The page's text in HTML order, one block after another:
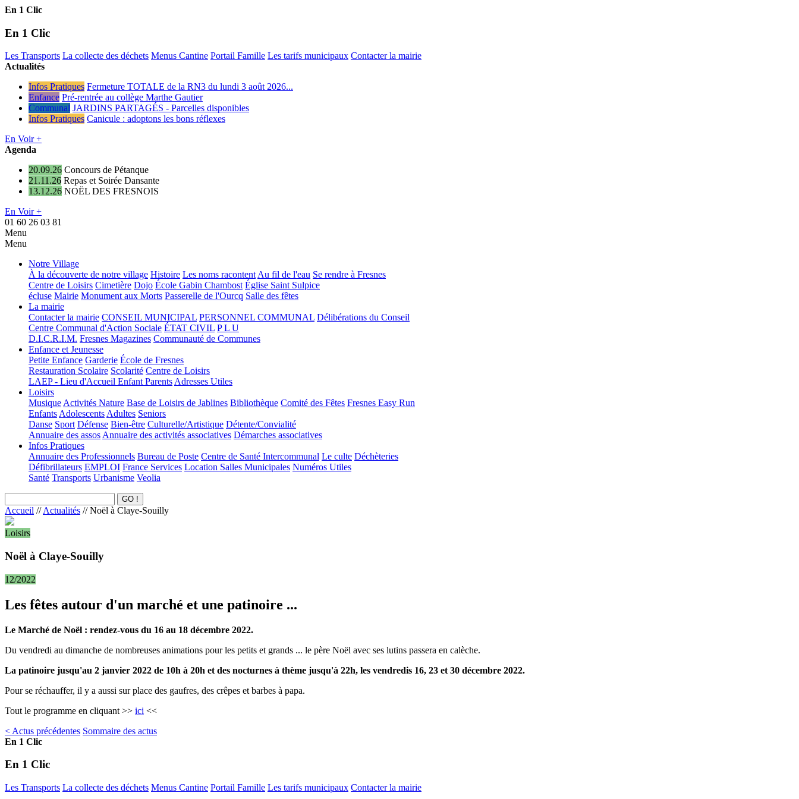
En 1 Clic
En 1 Clic
Les Transports La collecte des déchets Menus Cantine Portail Famille Les tarifs municipaux Contacter la mairie
Actualités
Infos Pratiques Fermeture TOTALE de la RN3 du lundi 3 août 2026...
Enfance Pré-rentrée au collège Marthe Gautier
Communal JARDINS PARTAGÉS - Parcelles disponibles
Infos Pratiques Canicule : adoptons les bons réflexes
En Voir +
Agenda
20.09.26 Concours de Pétanque
21.11.26 Repas et Soirée Dansante
13.12.26 NOËL DES FRESNOIS
En Voir +
01 60 26 03 81
Menu
Menu
Notre Village
À la découverte de notre village Histoire Les noms racontentAu fil de l'eau Se rendre à Fresnes
Centre de Loisirs Cimetière Dojo École Gabin Chambost Église Saint Sulpice
écluse Mairie Monument aux Morts Passerelle de l'Ourcq Salle des fêtes
La mairie
Contacter la mairie CONSEIL MUNICIPAL PERSONNEL COMMUNAL Délibérations du Conseil
Centre Communal d'Action Sociale ÉTAT CIVIL P L U
D.I.C.R.I.M. Fresnes Magazines Communauté de Communes
Enfance et Jeunesse
Petite Enfance Garderie École de Fresnes
Restauration Scolaire Scolarité Centre de Loisirs
LAEP - Lieu d'Accueil Enfant ParentsAdresses Utiles
Loisirs
MusiqueActivités Nature Base de Loisirs de Jablines Bibliothèque Comité des Fêtes Fresnes Easy Run
EnfantsAdolescentsAdultes Seniors
Danse Sport Défense Bien-être Culturelle/Artistique Détente/Convialité
Annuaire des assosAnnuaire des activités associatives Démarches associatives
Infos Pratiques
Annuaire des Professionnels Bureau de Poste Centre de Santé Intercommunal Le culte Déchèteries
Défibrillateurs EMPLOI France Services Location Salles Municipales Numéros Utiles
Santé Transports Urbanisme Veolia
Accueil //Actualités // Noël à Claye-Souilly
Loisirs
Noël à Claye-Souilly
12/2022
Les fêtes autour d'un marché et une patinoire ...
Le Marché de Noël : rendez-vous du 16 au 18 décembre 2022.
Du vendredi au dimanche de nombreuses animations pour les petits et grands ... le père Noël avec ses lutins passera en calèche.
La patinoire jusqu'au 2 janvier 2022 de 10h à 20h et des nocturnes à thème jusqu'à 22h, les vendredis 16, 23 et 30 décembre 2022.
Pour se réchauffer, il y a aussi sur place des gaufres, des crêpes et barbes à papa.
Tout le programme en cliquant >> ici <<
< Actus précédentes Sommaire des actus
En 1 Clic
En 1 Clic
Les Transports La collecte des déchets Menus Cantine Portail Famille Les tarifs municipaux Contacter la mairie